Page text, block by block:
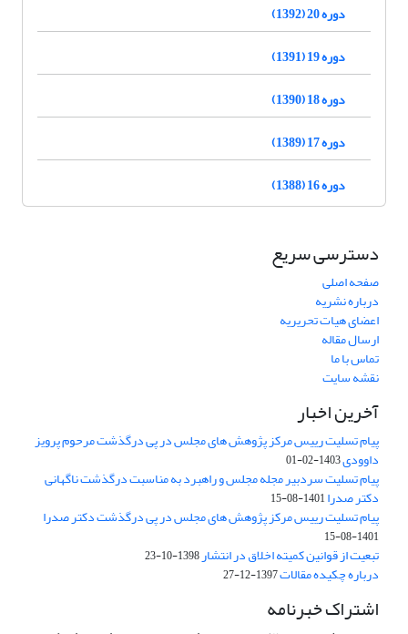
دوره 20 (1392)
دوره 19 (1391)
دوره 18 (1390)
دوره 17 (1389)
دوره 16 (1388)
دسترسی سریع
صفحه اصلی
درباره نشریه
اعضای هیات تحریریه
ارسال مقاله
تماس با ما
نقشه سایت
آخرین اخبار
پیام تسلیت رییس مرکز پژوهش های مجلس در پی درگذشت مرحوم پرویز
داوودی1403-02-01
پیام تسلیت سردبیر مجله مجلس و راهبرد به مناسبت درگذشت ناگهانی
دکتر صدرا1401-08-15
پیام تسلیت رییس مرکز پژوهش های مجلس در پی درگذشت دکتر صدرا
1401-08-15
تبعیت از قوانین کمیته اخلاق در انتشار1398-10-23
درباره چکیده مقالات1397-12-27
اشتراک خبرنامه